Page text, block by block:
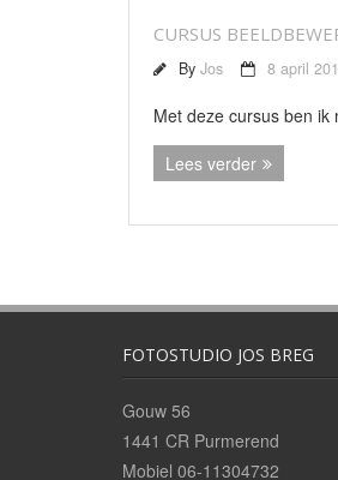
CURSUS
By Jos 8 april
Met deze cursus ben
Lees verder
FOTOSTUDIO JOS BREG
Gouw 56
1441 CR Purmerend
Mobiel 06-11304732